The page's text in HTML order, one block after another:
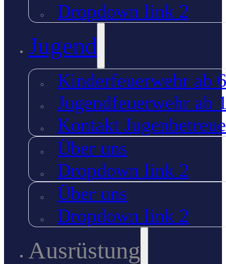
Dropdown link 2
Jugend
Kinderfeuerwehr ab
Jugendfeuerwehr ab
Kontakt
Über uns
Dropdown link 2
Über uns
Dropdown link 2
Ausrüstung